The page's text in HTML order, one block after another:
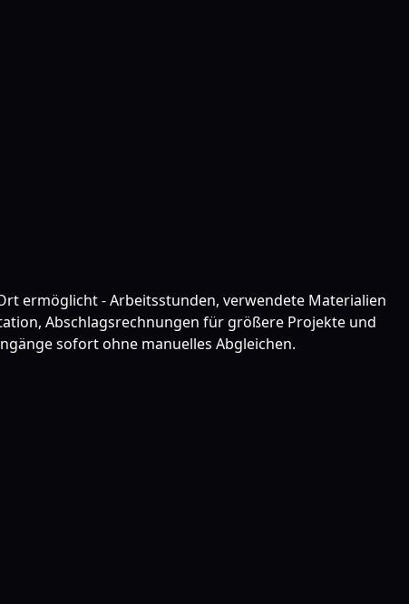
ermöglicht - Arbeitsstunden, verwendete Materialien
Abschlagsrechnungen für größere Projekte und
sofort ohne manuelles Abgleichen.